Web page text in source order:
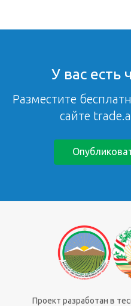
У вас есть
Разместите
сайте
Проект разработан в